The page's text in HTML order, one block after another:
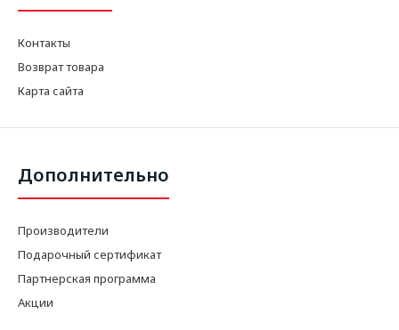
Контакты
Возврат товара
Карта сайта
Дополнительно
Производители
Подарочный сертификат
Партнерская программа
Акции